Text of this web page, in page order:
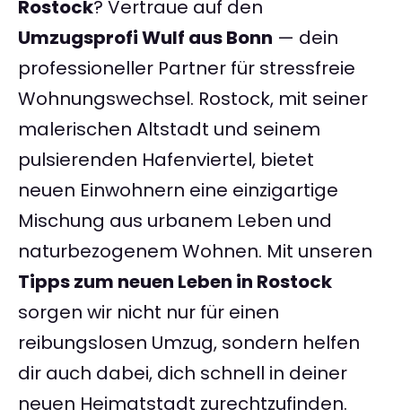
Rostock? Vertraue auf den
Umzugsprofi Wulf aus Bonn — dein
professioneller Partner für stressfreie
Wohnungswechsel. Rostock, mit seiner
malerischen Altstadt und seinem
pulsierenden Hafenviertel, bietet
neuen Einwohnern eine einzigartige
Mischung aus urbanem Leben und
naturbezogenem Wohnen. Mit unseren
Tipps zum neuen Leben in Rostock
sorgen wir nicht nur für einen
reibungslosen Umzug, sondern helfen
dir auch dabei, dich schnell in deiner
neuen Heimatstadt zurechtzufinden.